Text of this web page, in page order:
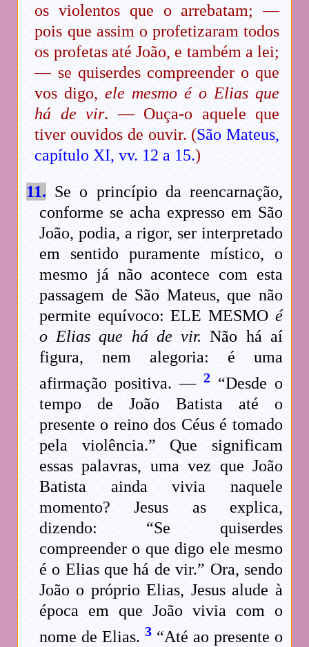
os violentos que o arrebatam; —
pois que assim o profetizaram todos
os profetas até João, e também a lei;
— se quiserdes compreender o que
vos digo,ele mesmo é o Elias que
há de vir. — Ouça-o aquele que
tiver ouvidos de ouvir. (São Mateus,
capítulo XI, vv. 12 a 15.)
11. Se o princípio da reencarnação,
conforme se acha expresso em São
João, podia, a rigor, ser interpretado
em sentido puramente místico, o
mesmo já não acontece com esta
passagem de São Mateus, que não
permite equívoco: ELE MESMO é
o Elias que há de vir. Não há aí
figura, nem alegoria: é uma
afirmação positiva. — 2“Desde o
tempo de João Batista até o
presente o reino dos Céus é tomado
pela violência.” Que significam
essas palavras, uma vez que João
Batista ainda vivia naquele
momento? Jesus as explica,
dizendo: “Se quiserdes
compreender o que digo ele mesmo
é o Elias que há de vir.” Ora, sendo
João o próprio Elias, Jesus alude à
época em que João vivia com o
nome de Elias. 3“Até ao presente o